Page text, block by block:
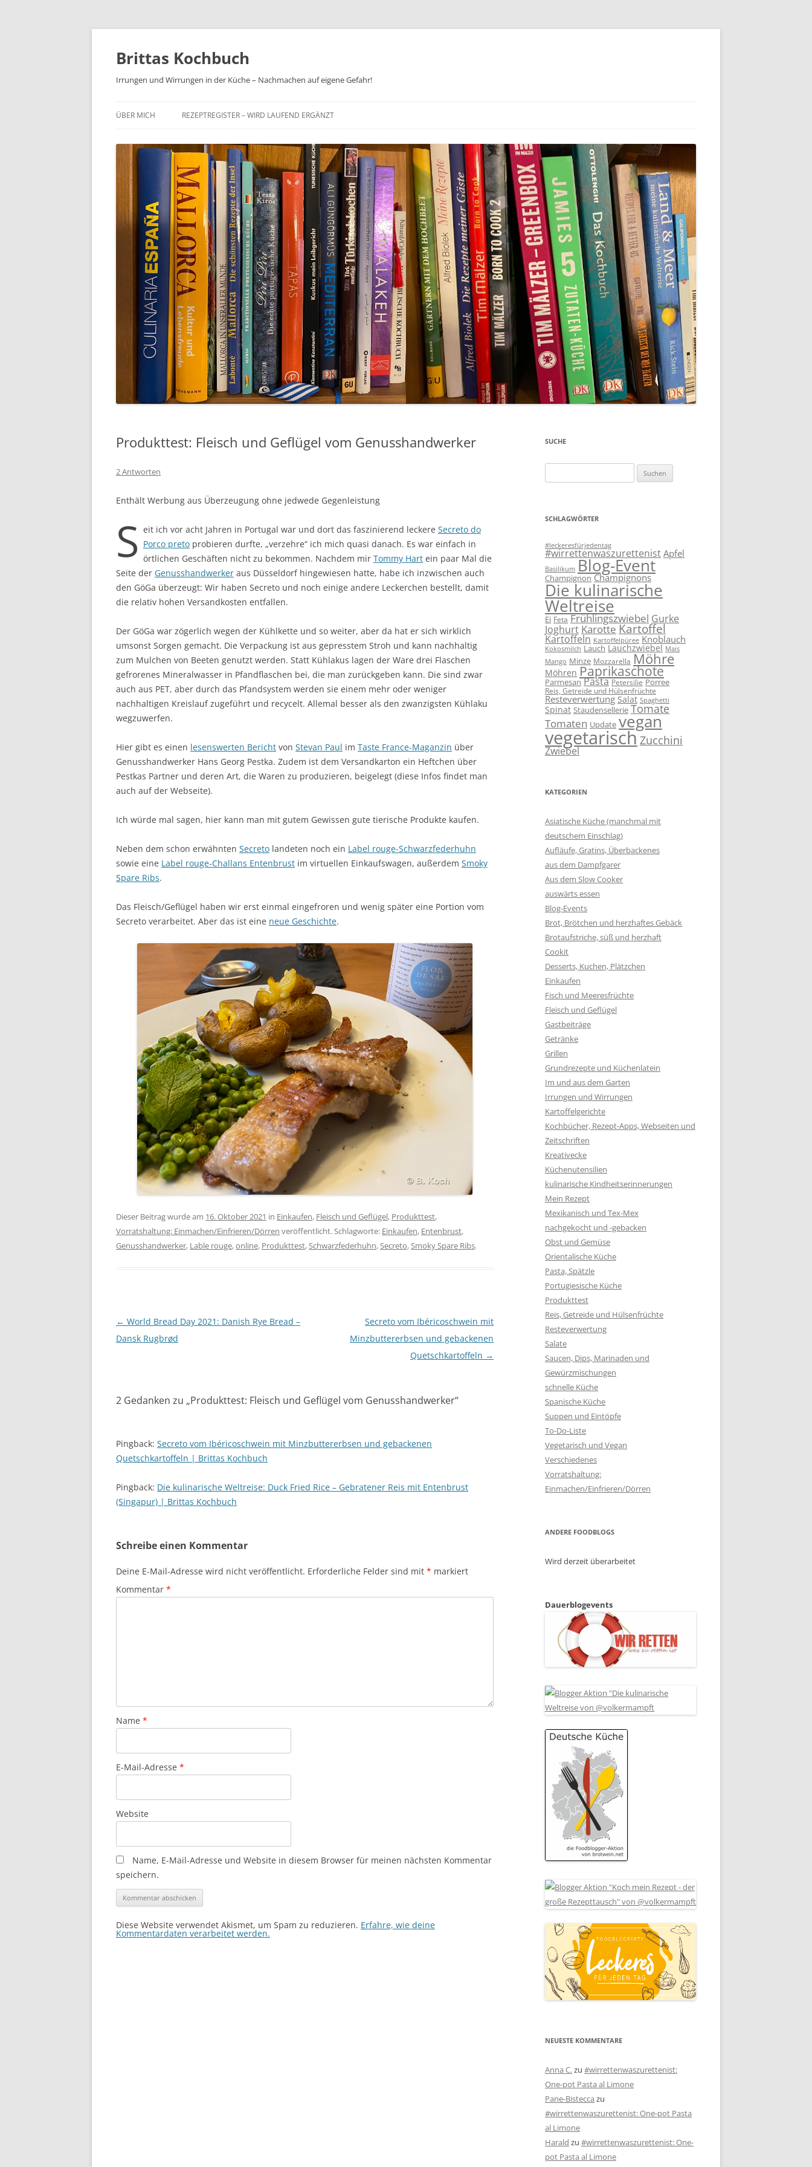
Brittas Kochbuch
Irrungen und Wirrungen in der Küche – Nachmachen auf eigene Gefahr!
ÜBER MICH REZEPTREGISTER – WIRD LAUFEND ERGÄNZT
Produkttest: Fleisch und Geflügel vom Genusshandwerker
2 Antworten
Enthält Werbung aus Überzeugung ohne jedwede Gegenleistung
S eit ich vor acht Jahren in Portugal war und dort das faszinierend leckere Secreto do
Porco preto probieren durfte, „verzehre“ ich mich quasi danach. Es war einfach in
örtlichen Geschäften nicht zu bekommen. Nachdem mir Tommy Hart ein paar Mal die
Seite der Genusshandwerker aus Düsseldorf hingewiesen hatte, habe ich inzwischen auch
den GöGa überzeugt: Wir haben Secreto und noch einige andere Leckerchen bestellt, damit
die relativ hohen Versandkosten entfallen.
Der GöGa war zögerlich wegen der Kühlkette und so weiter, aber da hat er sich wirklich
umsonst Sorgen gemacht. Die Verpackung ist aus gepresstem Stroh und kann nachhaltig
zum Mulchen von Beeten genutzt werden. Statt Kühlakus lagen der Ware drei Flaschen
gefrorenes Mineralwasser in Pfandflaschen bei, die man zurückgeben kann. Die sind zwar
auch aus PET, aber durch das Pfandsystem werden sie einem mehr oder weniger
nachhaltigen Kreislauf zugeführt und recycelt. Allemal besser als den zwanzigsten Kühlaku
wegzuwerfen.
Hier gibt es einen lesenswerten Bericht von Stevan Paul im Taste France-Maganzin über
Genusshandwerker Hans Georg Pestka. Zudem ist dem Versandkarton ein Heftchen über
Pestkas Partner und deren Art, die Waren zu produzieren, beigelegt (diese Infos findet man
auch auf der Webseite).
Ich würde mal sagen, hier kann man mit gutem Gewissen gute tierische Produkte kaufen.
Neben dem schon erwähnten Secreto landeten noch ein Label rouge-Schwarzfederhuhn
sowie eine Label rouge-Challans Entenbrust im virtuellen Einkaufswagen, außerdem Smoky
Spare Ribs.
Das Fleisch/Geflügel haben wir erst einmal eingefroren und wenig später eine Portion vom
Secreto verarbeitet. Aber das ist eine neue Geschichte.
Dieser Beitrag wurde am 16. Oktober 2021 in Einkaufen, Fleisch und Geflügel, Produkttest,
Vorratshaltung: Einmachen/Einfrieren/Dörren veröffentlicht. Schlagworte: Einkaufen, Entenbrust,
Genusshandwerker, Lable rouge,online, Produkttest,Schwarzfederhuhn,Secreto,Smoky Spare Ribs.
Beitragsnavigation
← World Bread Day 2021: Danish Rye Bread –
Dansk Rugbrød
Secreto vom Ibéricoschwein mit
Minzbuttererbsen und gebackenen
Quetschkartoffeln →
2 Gedanken zu „Produkttest: Fleisch und Geflügel vom Genusshandwerker“
Pingback: Secreto vom Ibéricoschwein mit Minzbuttererbsen und gebackenen
Quetschkartoffeln | Brittas Kochbuch
Pingback: Die kulinarische Weltreise: Duck Fried Rice – Gebratener Reis mit Entenbrust
(Singapur) | Brittas Kochbuch
Schreibe einen Kommentar
Deine E-Mail-Adresse wird nicht veröffentlicht. Erforderliche Felder sind mit * markiert
Kommentar *
Name *
E-Mail-Adresse *
Website
Name, E-Mail-Adresse und Website in diesem Browser für meinen nächsten Kommentar
speichern.
Diese Website verwendet Akismet, um Spam zu reduzieren. Erfahre, wie deine
Kommentardaten verarbeitet werden.
SUCHE
nach:
SCHLAGWÖRTER
#leckeresfürjedentag
#wirrettenwaszurettenist Apfel
Basilikum Blog-Event
Champignon Champignons
Die kulinarische
Weltreise
Ei Feta Frühlingszwiebel Gurke
Joghurt Karotte Kartoffel
Kartoffeln Kartoffelpüree Knoblauch
Kokosmilch Lauch Lauchzwiebel Mais
Mango Minze Mozzarella Möhre
Möhren Paprikaschote
Parmesan Pasta Petersilie Porree
Reis, Getreide und Hülsenfrüchte
Resteverwertung Salat Spaghetti
Spinat Staudensellerie Tomate
Tomaten Update vegan
vegetarischZucchini
Zwiebel
KATEGORIEN
Asiatische Küche (manchmal mit
deutschem Einschlag)
Aufläufe, Gratins, Überbackenes
aus dem Dampfgarer
Aus dem Slow Cooker
auswärts essen
Blog-Events
Brot, Brötchen und herzhaftes Gebäck
Brotaufstriche, süß und herzhaft
Cookit
Desserts, Kuchen, Plätzchen
Einkaufen
Fisch und Meeresfrüchte
Fleisch und Geflügel
Gastbeiträge
Getränke
Grillen
Grundrezepte und Küchenlatein
Im und aus dem Garten
Irrungen und Wirrungen
Kartoffelgerichte
Kochbücher, Rezept-Apps, Webseiten und
Zeitschriften
Kreativecke
Küchenutensilien
kulinarische Kindheitserinnerungen
Mein Rezept
Mexikanisch und Tex-Mex
nachgekocht und -gebacken
Obst und Gemüse
Orientalische Küche
Pasta, Spätzle
Portugiesische Küche
Produkttest
Reis, Getreide und Hülsenfrüchte
Resteverwertung
Salate
Saucen, Dips, Marinaden und
Gewürzmischungen
schnelle Küche
Spanische Küche
Suppen und Eintöpfe
To-Do-Liste
Vegetarisch und Vegan
Verschiedenes
Vorratshaltung:
Einmachen/Einfrieren/Dörren
ANDERE FOODBLOGS
Wird derzeit überarbeitet
Dauerblogevents
NEUESTE KOMMENTARE
Anna C.zu #wirrettenwaszurettenist:
One-pot Pasta al Limone
Pane-Bistecca zu
#wirrettenwaszurettenist: One-pot Pasta
al Limone
Harald zu #wirrettenwaszurettenist: One-
pot Pasta al Limone